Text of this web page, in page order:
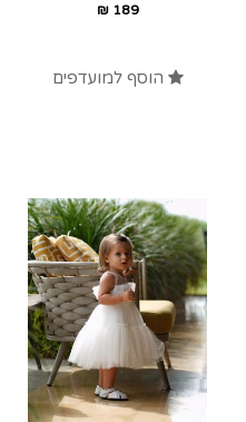
189
₪
הוסף למועדפים